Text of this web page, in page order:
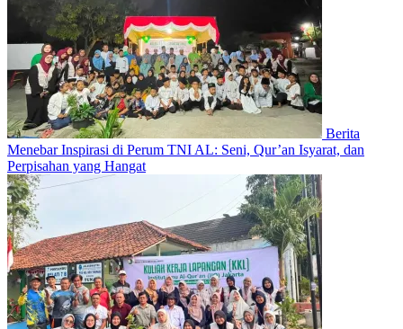
Berita
Menebar Inspirasi di Perum TNI AL: Seni, Qur’an Isyarat, dan
Perpisahan yang Hangat